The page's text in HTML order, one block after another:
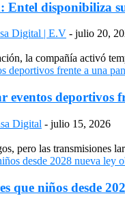
disponibiliza
Digital | E.V - julio 20,
la compañía activó
eventos deportivos
Digital - julio 15, 2026
pero las transmisiones
que niños desde